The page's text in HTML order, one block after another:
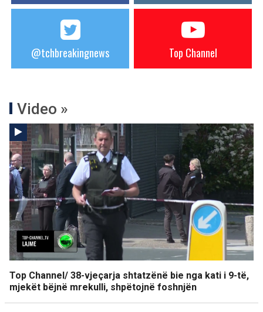
@tchbreakingnews Top Channel
Video »
Top Channel/ 38-vjeçarja shtatzënë bie nga kati i 9-të,
mjekët bëjnë mrekulli, shpëtojnë foshnjën